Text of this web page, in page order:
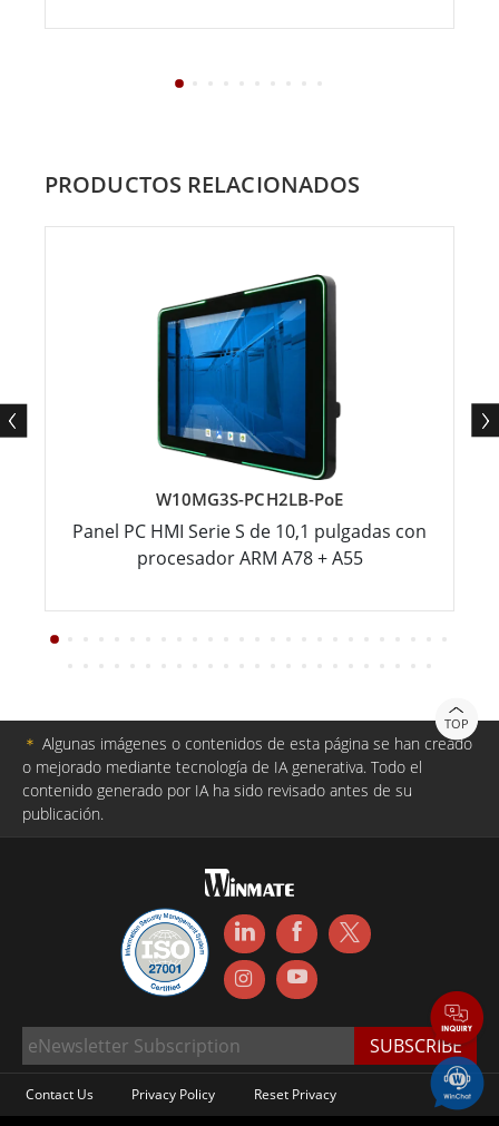
PRODUCTOS RELACIONADOS
W10MG3S-PCH2LB-PoE
Panel PC HMI Serie S de 10,1 pulgadas con
procesador ARM A78 + A55
TOP
＊ Algunas imágenes o contenidos de esta página se han creado
o mejorado mediante tecnología de IA generativa. Todo el
contenido generado por IA ha sido revisado antes de su
publicación.
Contact Us Privacy Policy
Reset Privacy